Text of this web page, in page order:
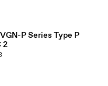
P Series Type P
2